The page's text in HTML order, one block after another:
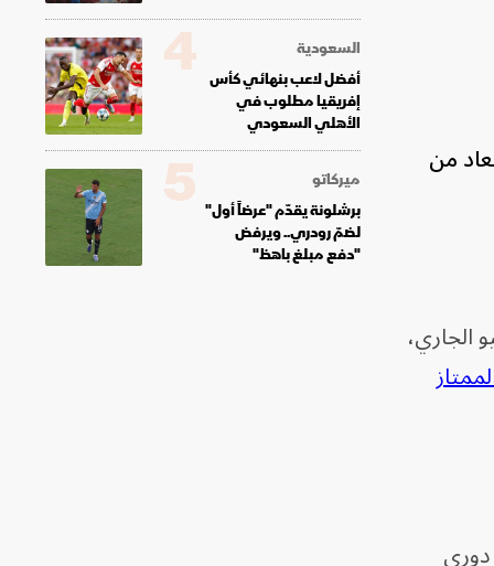
من
قبل نهاية يونيو الجاري،
السعودية
أفضل لاعب بنهائي كأس
إفريقيا مطلوب في
الأهلي السعودي
4
ميركاتو
برشلونة يقدّم "عرضاً أول"
لضمّ رودري.. ويرفض
"دفع مبلغ باهظ"
5